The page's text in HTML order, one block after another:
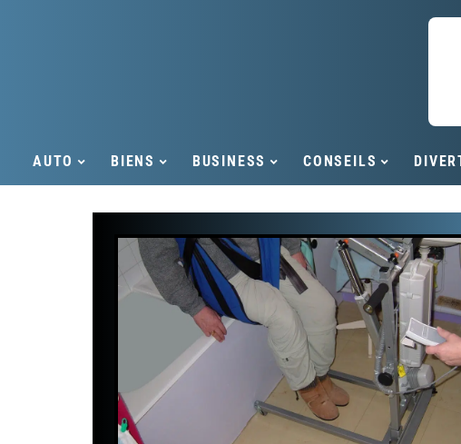
AUTO BIENS BUSINESS CONSEILS